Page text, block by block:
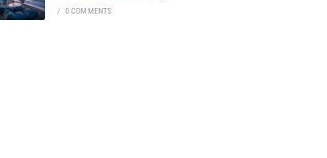
/ 0 COMMENTS